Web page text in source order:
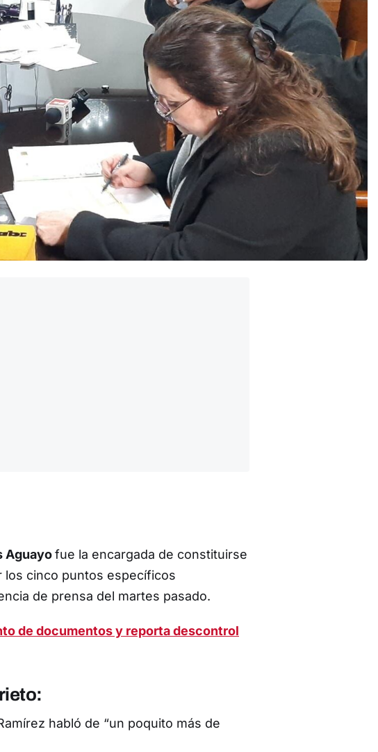
Aguayofue la encargada de constituirse
los cinco puntos específicos
de prensa del martes pasado.
de documentos y reporta descontrol
habló de “un poquito más de